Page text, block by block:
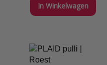
In Winkelwagen